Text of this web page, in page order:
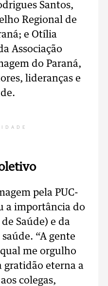
Santos,
Regional de
e Otília
Associação
do Paraná,
lideranças e
pela PUC-
a importância do
Saúde) e da
“A gente
me orgulho
eterna a
colegas,